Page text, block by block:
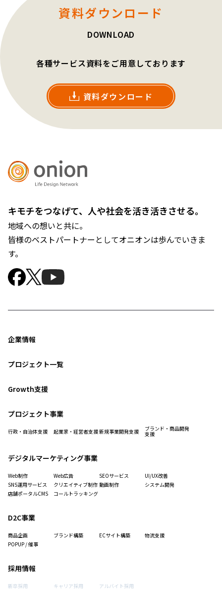
資料ダウンロード
DOWNLOAD
各種サービス資料をご用意しております
資料ダウンロード
キモチをつなげて、人や社会を活き活きさせる。
地域への想いと共に。
皆様のベストパートナーとしてオニオンは歩んでいきま
す。
企業情報
プロジェクト一覧
Growth支援
プロジェクト事業
行政・自治体支援 起業家・経営者支援新規事業開発支援 ブランド・商品開発
支援
デジタルマーケティング事業
Web制作 Web広告 SEOサービス
UI/UX改善
SNS運用サービス
クリエイティブ制作 動画制作
システム開発
店舗ポータルCMS
コールトラッキング
D2C事業
商品企画 ブランド構築 ECサイト構築
物流支援
POPUP / 催事
採用情報
新卒採用 キャリア採用 アルバイト採用